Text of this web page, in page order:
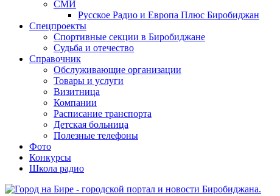
СМИ
Русское Радио и Европа Плюс Биробиджан
Спецпроекты
Спортивные секции в Биробиджане
Судьба и отечество
Справочник
Обслуживающие организации
Товары и услуги
Визитница
Компании
Расписание транспорта
Детская больница
Полезные телефоны
Фото
Конкурсы
Школа радио